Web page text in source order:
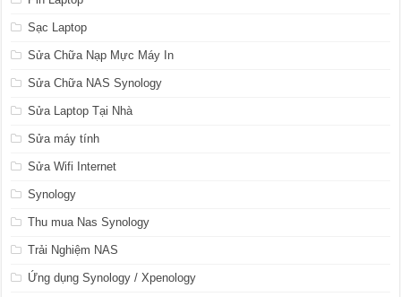
Sạc Laptop
Sửa Chữa Nạp Mực Máy In
Sửa Chữa NAS Synology
Sửa Laptop Tại Nhà
Sửa máy tính
Sửa Wifi Internet
Synology
Thu mua Nas Synology
Trải Nghiệm NAS
Ứng dụng Synology / Xpenology